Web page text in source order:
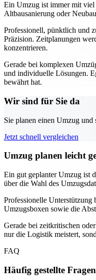
Ein Umzug ist immer mit viel
Altbausanierung oder
Professionell, pünktlich und
Präzision. Zeitplanungen
konzentrieren.
Gerade bei komplexen
und individuelle Lösungen.
bewährt hat.
Wir sind für Sie da
Sie planen einen Umzug und
Jetzt schnell vergleichen
Umzug planen leicht
Ein gut geplanter Umzug ist
über die Wahl des
Professionelle Unterstützung
Umzugsboxen sowie die
Gerade bei zeitkritischen
nur die Logistik meistert,
FAQ
Häufig gestellte Fragen